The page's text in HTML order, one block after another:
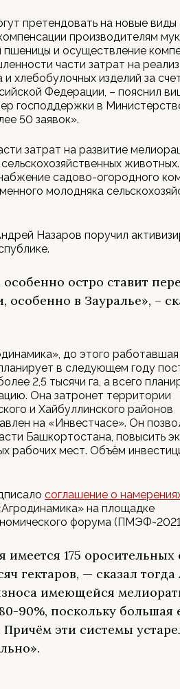
претендовать на новые виды
производителям
пшеницы и осуществление
части затрат на
хлебобулочных изделий за
Федерации, – пояснил
господдержки в
50 заявок».
затрат на развитие
садово-огородного
молодняка
Назаров поручил
остро ставит
в Зауралье», –
до этого работавшая
в следующем году
2,5 тысячи га, а всего
Она затронет территории
и Хайбуллинского районов
на «Инвестчасе». Он
Башкортостана, повысить
рабочих мест. Объём
соглашение о
на площадке
форума (ПМЭФ-
175 оросительных
гектаров, — сказал тогда
имеющейся
90%, поскольку большая
Причём эти системы